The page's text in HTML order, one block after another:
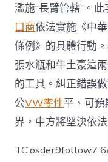
濫施“長臂管轄”。
口商依法實施《中
條例》的具體行動
張水瓶和牛土豪這
的工具。糾正錯誤
公VW零件平、可
界，中方將堅決依法
TC:osder9follow7